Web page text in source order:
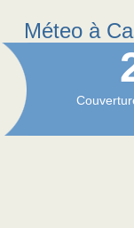
Méteo à